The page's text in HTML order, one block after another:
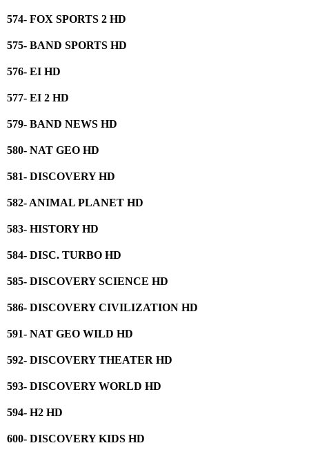
574- FOX SPORTS 2 HD
575- BAND SPORTS HD
576- EI HD
577- EI 2 HD
579- BAND NEWS HD
580- NAT GEO HD
581- DISCOVERY HD
582- ANIMAL PLANET HD
583- HISTORY HD
584- DISC. TURBO HD
585- DISCOVERY SCIENCE HD
586- DISCOVERY CIVILIZATION HD
591- NAT GEO WILD HD
592- DISCOVERY THEATER HD
593- DISCOVERY WORLD HD
594- H2 HD
600- DISCOVERY KIDS HD